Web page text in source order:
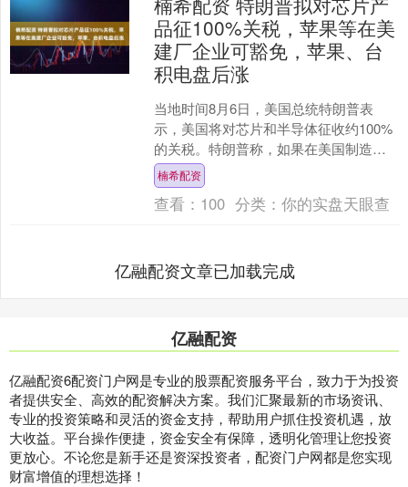
品征100%关税，苹果等在美
建厂企业可豁免，苹果、台
积电盘后涨
当地时间8月6日，美国总统特朗普表
示，美国将对芯片和半导体征收约100%
的关税。特朗普称，如果在美国制造，
将不收取任何费用。（央视）....
楠希配资
查看： 100 分类：你的实盘天眼查
亿融配资文章已加载完成
亿融配资
亿融配资6配资门户网是专业的股票配资服务平台，致力于为投资
者提供安全、高效的配资解决方案。我们汇聚最新的市场资讯、
专业的投资策略和灵活的资金支持，帮助用户抓住投资机遇，放
大收益。平台操作便捷，资金安全有保障，透明化管理让您投资
更放心。不论您是新手还是资深投资者，配资门户网都是您实现
财富增值的理想选择！